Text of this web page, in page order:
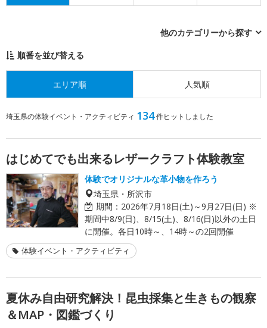
他のカテゴリーから探す
順番を並び替える
エリア順 人気順
埼玉県の体験イベント・アクティビティ 134件ヒットしました
はじめてでも出来るレザークラフト体験教室
体験でオリジナルな革小物を作ろう
埼玉県・所沢市
期間： 2026年7月18日(土)～9月27日(日) ※
期間中8/9(日)、8/15(土)、8/16(日)以外の土日
に開催。各日10時～、14時～の2回開催
体験イベント・アクティビティ
夏休み自由研究解決！昆虫採集と生きもの観察
＆MAP・図鑑づくり